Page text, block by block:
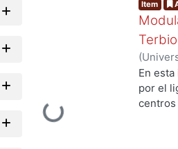
Loading...
Item
(
de
En
por el
centros